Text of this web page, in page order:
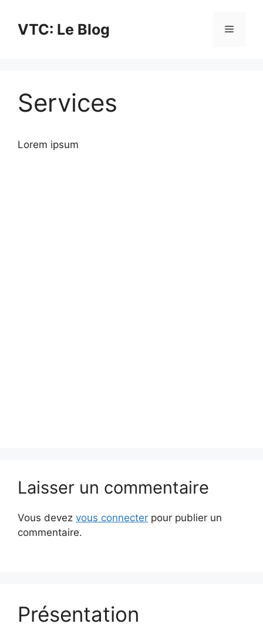
contenuVTC: Le Blog Menu
Services
Lorem ipsum
Laisser un commentaire
Vous devez vous connecter pour publier un
commentaire.
Présentation